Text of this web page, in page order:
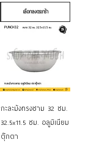
เลือกลงตระกร้า
​​​​​​​กะละมังทรงชาม 32 ซม.
32.5x11.5 ซม. อลูมิเนียม
ตุ๊กตา